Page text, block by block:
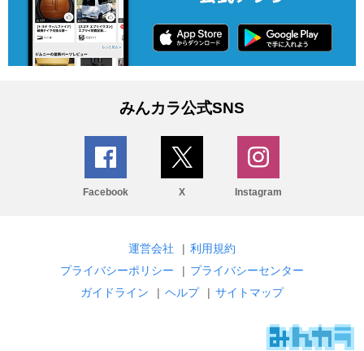
みんカラ公式SNS
Facebook X Instagram
運営会社 | 利用規約
プライバシーポリシー
| プライバシーセンター
ガイドライン
| ヘルプ | サイトマップ